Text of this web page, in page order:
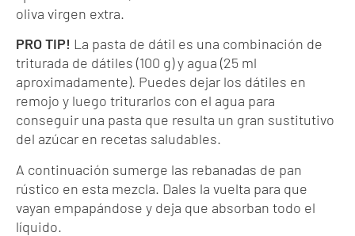
oliva virgen extra.
PRO TIP! La pasta de dátil es una combinación de
triturada de dátiles (100 g) y agua (25 ml
aproximadamente). Puedes dejar los dátiles en
remojo y luego triturarlos con el agua para
conseguir una pasta que resulta un gran sustitutivo
del azúcar en recetas saludables.
A continuación sumerge las rebanadas de pan
rústico en esta mezcla. Dales la vuelta para que
vayan empapándose y deja que absorban todo el
líquido.